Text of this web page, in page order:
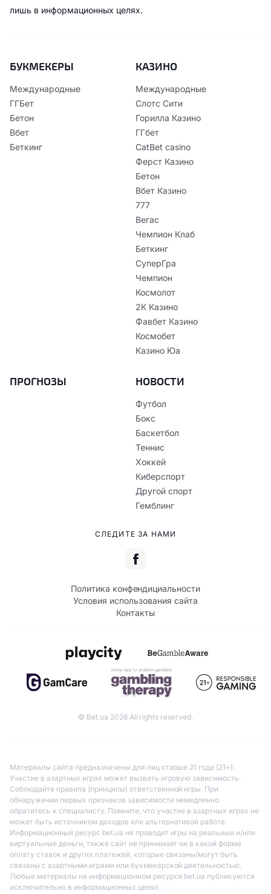
лишь в информационных целях.
БУКМЕКЕРЫ
Международные
ГГБет
Бетон
Вбет
Беткинг
КАЗИНО
Международные
Слотс Сити
Горилла Казино
ГГбет
CatBet casino
Ферст Казино
Бетон
Вбет Казино
777
Вегас
Чемпион Клаб
Беткинг
СуперГра
Чемпион
Космолот
2К Казино
Фавбет Казино
Космобет
Казино Юа
ПРОГНОЗЫ НОВОСТИ
Футбол
Бокс
Баскетбол
Теннис
Хоккей
Киберспорт
Другой спорт
Гемблинг
СЛЕДИТЕ ЗА НАМИ
Политика конфендициальности
Условия использования сайта
Контакты
© Bet.ua 2026 All rights reserved.
Материалы сайта предназначены для лиц старше 21 года (21+).
Участие в азартных играх может вызвать игровую зависимость.
Соблюдайте правила (принципы) ответственной игры. При
обнаружении первых признаков зависимости немедленно
обратитесь к специалисту. Помните, что участие в азартных играх не
может быть источником доходов или альтернативой работе.
Информационный ресурс bet.ua не проводит игры на реальные и/или
виртуальные деньги, также сайт не принимает ни в какой форме
оплату ставок и других платежей, которые связаны/могут быть
связаны с азартными играми или букмекерской деятельностью.
Любые материалы на информационном ресурсе bet.ua публикуются
исключительно в информационных целях.